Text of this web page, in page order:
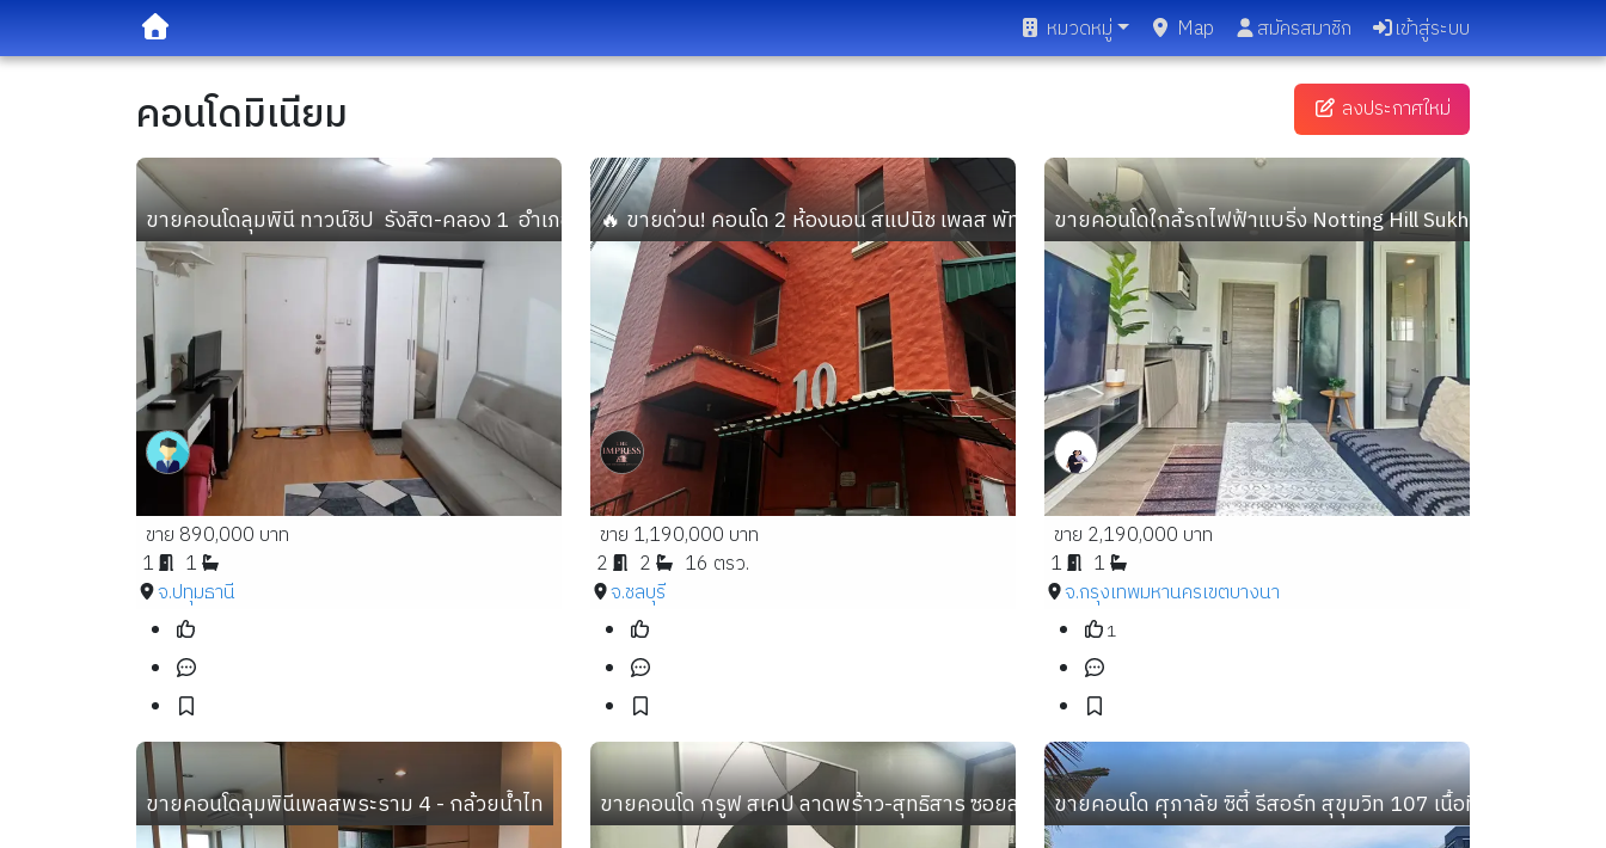
หมวดหมู่ Map สมัครสมาชิก เข้าสู่ระบบ
คอนโดมิเนียม ลงประกาศใหม่
ขายคอนโดลุมพินี ทาวน์ชิป  รังสิต-คลอง 1  อำเภอธัญบุรี ปทุมธานี ขายพร้อมคนเช่า
ขาย 890,000 บาท
1
1
จ.ปทุมธานี
🔥 ขายด่วน! คอนโด 2 ห้องนอน สแปนิช เพลส พัทยากลาง ทำเลดี ราคาคุ้มค่าที่สุด 🔥
ขาย 1,190,000 บาท
2
2
16 ตรว.
จ.ชลบุรี
ขายคอนโดใกล้รถไฟฟ้าแบริ่ง Notting Hill Sukhumvit 105 ลา
ขาย 2,190,000 บาท
1
1
จ.กรุงเทพมหานครเขตบางนา
1
ขายคอนโดลุมพินีเพลสพระราม 4 - กล้วยน้ำไท ขายคอนโด กรูฟ สเคป ลาดพร้าว-สุทธิสาร ซอยลาดพร้าว 48 เนื้อที่ 31.2 ตร.ม. 1 นอน 1 น้ำ
ขายคอนโด ศุภาลัย ซิตี้ รีสอร์ท สุขุมวิท 107 เนื้อที่ 69.46 ตร.ม.